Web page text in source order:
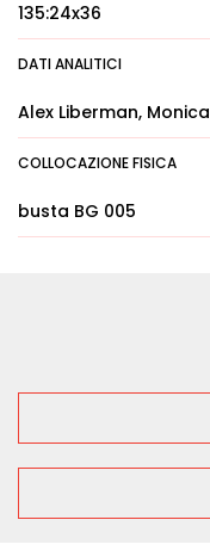
135:24x36
DATI ANALITICI
Alex Liberman,
COLLOCAZIONE FISICA
busta BG 005